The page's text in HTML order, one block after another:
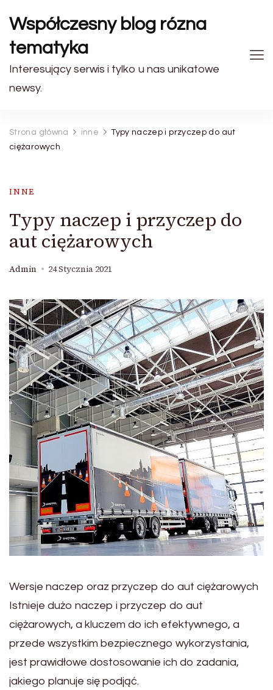
Współczesny blog rózna
tematyka
Interesujący serwis i tylko u nas unikatowe
newsy.
Strona główna inne
Typy naczep i przyczep do aut
ciężarowych
INNE
Typy naczep i przyczep do
aut ciężarowych
Admin 24 Stycznia 2021
Wersje naczep oraz przyczep do aut ciężarowych
Istnieje dużo naczep i przyczep do aut
ciężarowych, a kluczem do ich efektywnego, a
przede wszystkim bezpiecznego wykorzystania,
jest prawidłowe dostosowanie ich do zadania,
jakiego planuje się podjąć.